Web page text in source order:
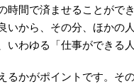
間で済ませることがで
から、その分、ほかの
わゆる「仕事ができる人
かがポイントです。そ